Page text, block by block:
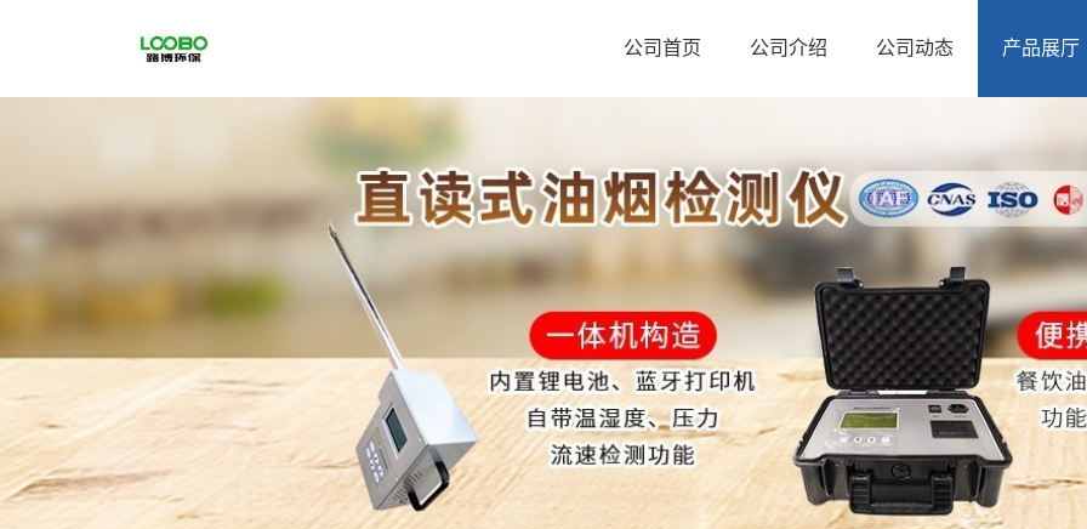
首
公司首页 公司介绍 公司动态 产品展厅